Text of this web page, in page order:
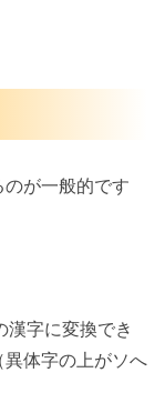
が一般的です
漢字に変換でき
異体字の上がソへ